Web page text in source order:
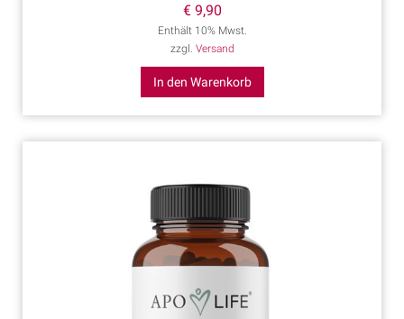
€9,90
Enthält 10% Mwst.
zzgl. Versand
In den Warenkorb